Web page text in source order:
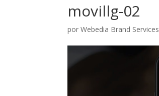
movillg-02
porWebedia Brand Services